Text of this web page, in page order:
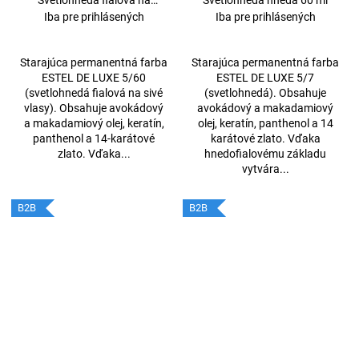
šedivé vlasy 60ml
Iba pre prihlásených
Starajúca permanentná farba
ESTEL DE LUXE 5/60
(svetlohnedá fialová na sivé
vlasy). Obsahuje avokádový
a makadamiový olej, keratín,
panthenol a 14-karátové
zlato. Vďaka...
Iba pre prihlásených
Starajúca permanentná farba
ESTEL DE LUXE 5/7
(svetlohnedá). Obsahuje
avokádový a makadamiový
olej, keratín, panthenol a 14
karátové zlato. Vďaka
hnedofialovému základu
vytvára...
B2B B2B